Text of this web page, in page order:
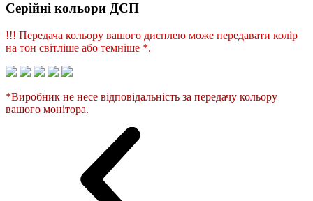
Серійні кольори ДСП
!!! Передача кольору вашого дисплею може передавати колір
на тон світліше або темніше *.
*Виробник не несе відповідальність за передачу кольору
вашого монітора.